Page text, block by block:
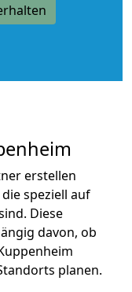
erstellen
speziell auf
Diese
davon, ob
planen.